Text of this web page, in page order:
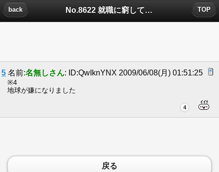
No.8622 就職に窮して青年海外救助隊に応募すると。についたコメント
back TOP
5 名前:名無しさん: ID:QwIknYNX 2009/06/08(月) 01:51:25
※4
地球が嫌になりました
4
戻る